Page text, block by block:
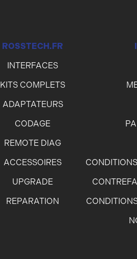
ROSSTECH.FR
INTERFACES
KITS COMPLETS
ADAPTATEURS
CODAGE
REMOTE DIAG
ACCESSOIRES
UPGRADE
REPARATION